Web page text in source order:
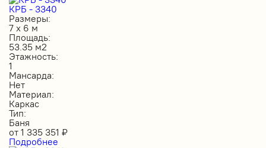
КРБ - 3340
Размеры:
7 х 6 м
Площадь:
53.35 м2
Этажность:
1
Мансарда:
Нет
Материал:
Каркас
Тип:
Баня
от 1 335 351 ₽
Подробнее